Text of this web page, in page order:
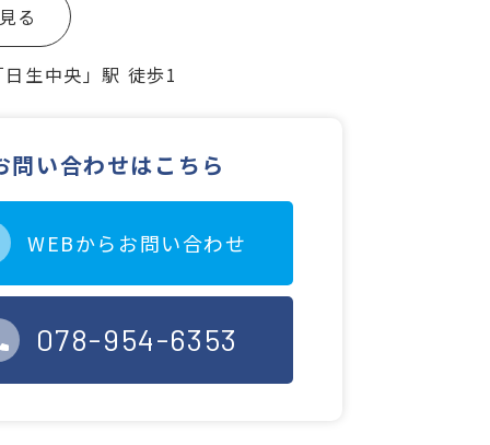
る
生中央」駅 徒歩1
問い合わせはこちら
WEBからお問い合わせ
078-954-6353